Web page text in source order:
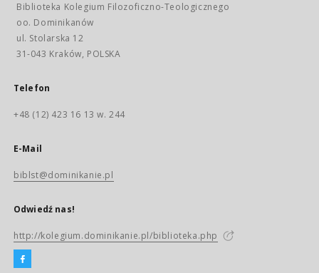
Biblioteka Kolegium Filozoficzno-Teologicznego
oo. Dominikanów
ul. Stolarska 12
31-043 Kraków, POLSKA
Telefon
+48 (12) 423 16 13 w. 244
E-Mail
biblst@dominikanie.pl
Odwiedź nas!
http://kolegium.dominikanie.pl/biblioteka.php